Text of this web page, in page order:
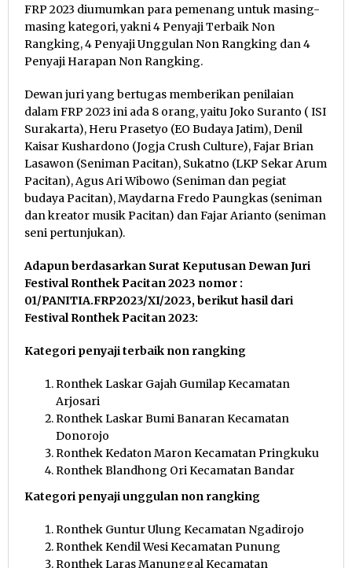
FRP 2023 diumumkan para pemenang untuk masing-
masing kategori, yakni 4 Penyaji Terbaik Non
Rangking, 4 Penyaji Unggulan Non Rangking dan 4
Penyaji Harapan Non Rangking.
Dewan juri yang bertugas memberikan penilaian
dalam FRP 2023 ini ada 8 orang, yaitu Joko Suranto ( ISI
Surakarta), Heru Prasetyo (EO Budaya Jatim), Denil
Kaisar Kushardono (Jogja Crush Culture), Fajar Brian
Lasawon (Seniman Pacitan), Sukatno (LKP Sekar Arum
Pacitan), Agus Ari Wibowo (Seniman dan pegiat
budaya Pacitan), Maydarna Fredo Paungkas (seniman
dan kreator musik Pacitan) dan Fajar Arianto (seniman
seni pertunjukan).
Adapun berdasarkan Surat Keputusan Dewan Juri
Festival Ronthek Pacitan 2023 nomor :
01/PANITIA.FRP2023/XI/2023, berikut hasil dari
Festival Ronthek Pacitan 2023:
Kategori penyaji terbaik non rangking
Ronthek Laskar Gajah Gumilap Kecamatan
Arjosari
Ronthek Laskar Bumi Banaran Kecamatan
Donorojo
Ronthek Kedaton Maron Kecamatan Pringkuku
Ronthek Blandhong Ori Kecamatan Bandar
Kategori penyaji unggulan non rangking
Ronthek Guntur Ulung Kecamatan Ngadirojo
Ronthek Kendil Wesi Kecamatan Punung
Ronthek Laras Manunggal Kecamatan